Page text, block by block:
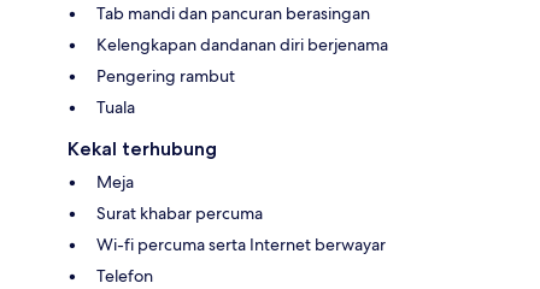
Tab mandi dan pancuran berasingan
Kelengkapan dandanan diri berjenama
Pengering rambut
Tuala
Kekal terhubung
Meja
Surat khabar percuma
Wi-fi percuma serta Internet berwayar
Telefon